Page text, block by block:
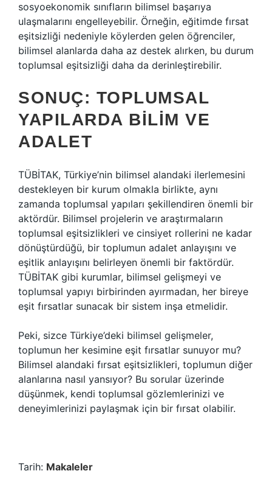
sosyoekonomik sınıfların bilimsel başarıya
ulaşmalarını engelleyebilir. Örneğin, eğitimde fırsat
eşitsizliği nedeniyle köylerden gelen öğrenciler,
bilimsel alanlarda daha az destek alırken, bu durum
toplumsal eşitsizliği daha da derinleştirebilir.
SONUÇ: TOPLUMSAL
YAPILARDA BILIM VE
ADALET
TÜBİTAK, Türkiye’nin bilimsel alandaki ilerlemesini
destekleyen bir kurum olmakla birlikte, aynı
zamanda toplumsal yapıları şekillendiren önemli bir
aktördür. Bilimsel projelerin ve araştırmaların
toplumsal eşitsizlikleri ve cinsiyet rollerini ne kadar
dönüştürdüğü, bir toplumun adalet anlayışını ve
eşitlik anlayışını belirleyen önemli bir faktördür.
TÜBİTAK gibi kurumlar, bilimsel gelişmeyi ve
toplumsal yapıyı birbirinden ayırmadan, her bireye
eşit fırsatlar sunacak bir sistem inşa etmelidir.
Peki, sizce Türkiye’deki bilimsel gelişmeler,
toplumun her kesimine eşit fırsatlar sunuyor mu?
Bilimsel alandaki fırsat eşitsizlikleri, toplumun diğer
alanlarına nasıl yansıyor? Bu sorular üzerinde
düşünmek, kendi toplumsal gözlemlerinizi ve
deneyimlerinizi paylaşmak için bir fırsat olabilir.
Tarih: Makaleler